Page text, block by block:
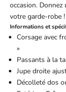
occasion.
votre garde-robe !
Informations et
Corsage avec
»
Passants à la
Jupe droite
Décolleté dos